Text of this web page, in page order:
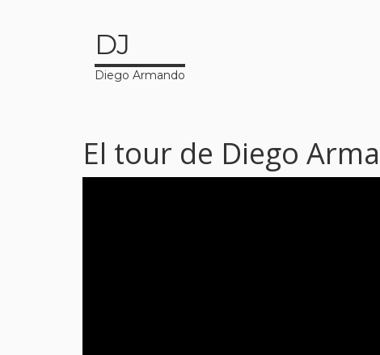
DJ
Diego Armando
El tour de Diego